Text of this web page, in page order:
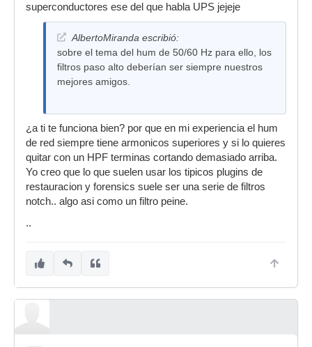
superconductores ese del que habla UPS jejeje
AlbertoMiranda escribió:
sobre el tema del hum de 50/60 Hz para ello, los
filtros paso alto deberían ser siempre nuestros
mejores amigos.
¿a ti te funciona bien? por que en mi experiencia el hum
de red siempre tiene armonicos superiores y si lo quieres
quitar con un HPF terminas cortando demasiado arriba.
Yo creo que lo que suelen usar los tipicos plugins de
restauracion y forensics suele ser una serie de filtros
notch.. algo asi como un filtro peine.
..